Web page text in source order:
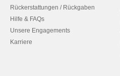
Rückerstattungen / Rückgaben
Hilfe & FAQs
Unsere Engagements
Karriere